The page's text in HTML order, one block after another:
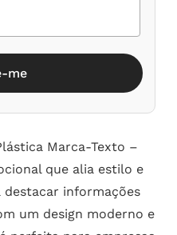
me
Marca-Texto –
que alia estilo e
destacar informações
um design moderno e